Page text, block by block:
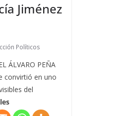
Jiménez
Políticos
ÁLVARO PEÑA
convirtió en uno
del